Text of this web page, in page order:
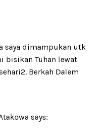
saya dimampukan utk
bisikan Tuhan lewat
Berkah Dalem
says: